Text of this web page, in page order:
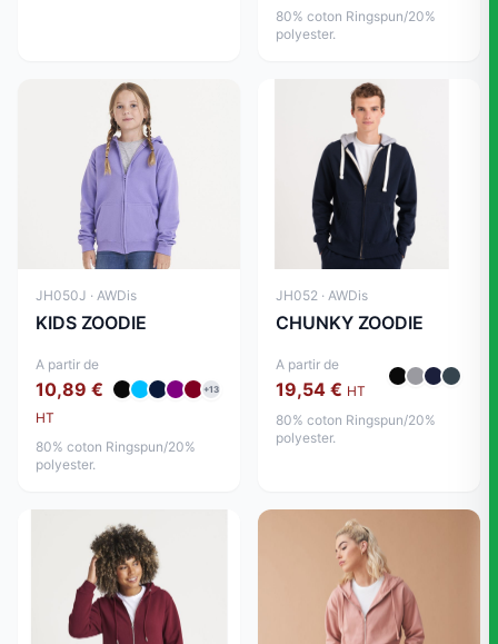
80% coton Ringspun/20%
polyester.
JH050J · AWDis
KIDS ZOODIE
A partir de
10,89 €
HT
+13
80% coton Ringspun/20%
polyester.
JH052 · AWDis
CHUNKY ZOODIE
A partir de
19,54 € HT
80% coton Ringspun/20%
polyester.